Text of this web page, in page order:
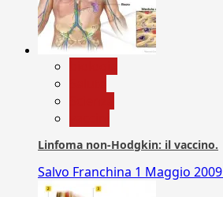
Linfoma non-Hodgkin: il vaccino.
Salvo Franchina 1 Maggio 2009